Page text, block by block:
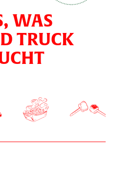
WAS
TRUCK